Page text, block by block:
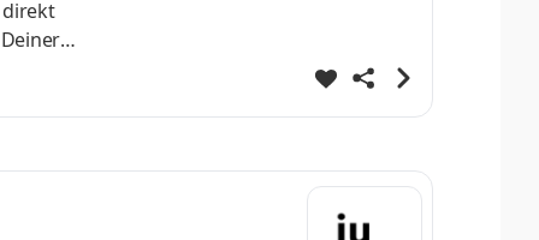
direkt
Dein